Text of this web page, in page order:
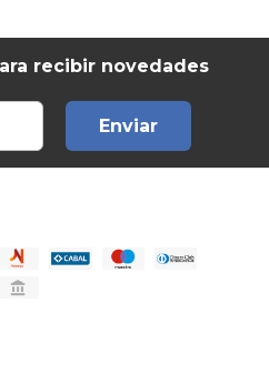
recibir novedades
Enviar